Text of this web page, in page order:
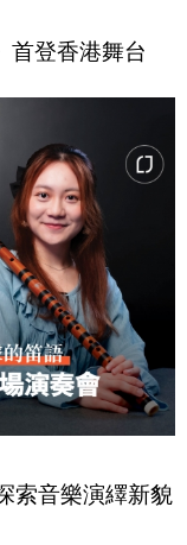
登香港舞台
索音樂演繹新貌